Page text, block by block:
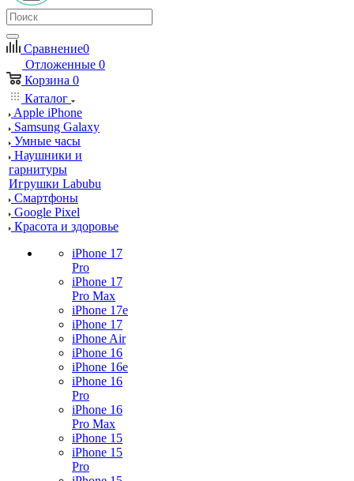
Сравнение0
Отложенные 0
Корзина 0
Каталог
Apple iPhone
Samsung Galaxy
Умные часы
Наушники и
гарнитуры
Игрушки Labubu
Смартфоны
Google Pixel
Красота и здоровье
iPhone 17
Pro
iPhone 17
Pro Max
iPhone 17e
iPhone 17
iPhone Air
iPhone 16
iPhone 16e
iPhone 16
Pro
iPhone 16
Pro Max
iPhone 15
iPhone 15
Pro